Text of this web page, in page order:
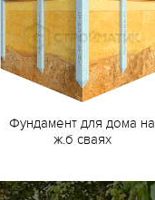
Фундамент для дома на
ж.б сваях